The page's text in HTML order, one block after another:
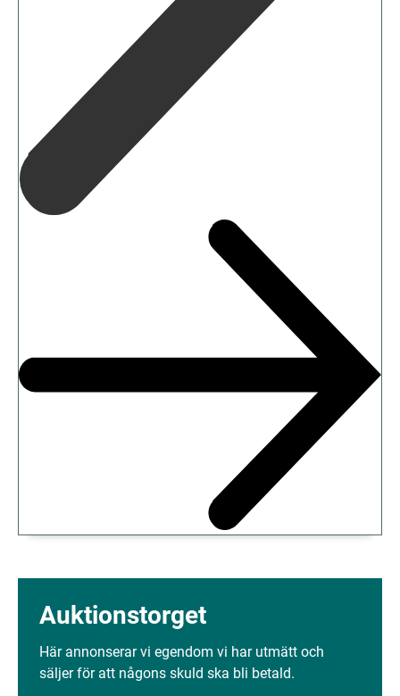
Auktionstorget
Här annonserar vi egendom vi har utmätt och
säljer för att någons skuld ska bli betald.